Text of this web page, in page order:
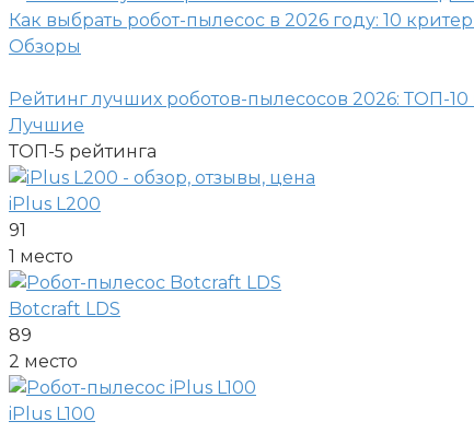
Как выбрать робот-пылесос в 2026 году: 10
Обзоры
Рейтинг лучших роботов-пылесосов 2026: ТОП-
Лучшие
ТОП-5 рейтинга
iPlus L200
91
1 место
Botcraft LDS
89
2 место
iPlus L100